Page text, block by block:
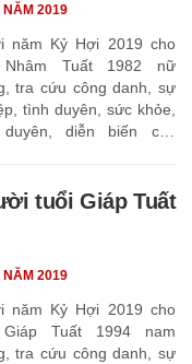
năm Kỷ Hợi 2019 cho
Tuất 1982 nữ
tra cứu công danh, sự
tình duyên, sức khỏe,
diễn biến các
NĂM 2019
tuổi Giáp Tuất
năm Kỷ Hợi 2019 cho
Tuất 1994 nam
tra cứu công danh, sự
NĂM 2019